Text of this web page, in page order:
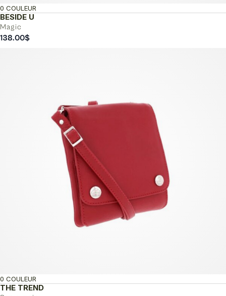
BESIDE U
Magic
0 COULEUR
138.00$
THE TREND
0 COULEUR